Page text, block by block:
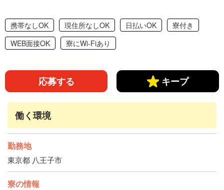
携帯なしOK 現住所なしOK 日払いOK
寮付き
WEB面接OK
寮にWi-Fiあり
応募する キープ
働く環境
勤務地
東京都 八王子市
寮の情報